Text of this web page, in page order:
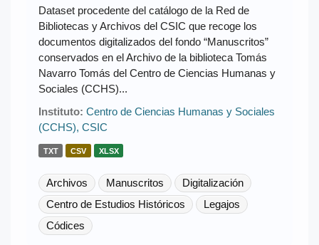
Dataset procedente del catálogo de la Red de
Bibliotecas y Archivos del CSIC que recoge los
documentos digitalizados del fondo “Manuscritos”
conservados en el Archivo de la biblioteca Tomás
Navarro Tomás del Centro de Ciencias Humanas y
Sociales (CCHS)...
Instituto: Centro de Ciencias Humanas y Sociales
(CCHS), CSIC
TXT CSV XLSX
Archivos Manuscritos
Digitalización
Centro de Estudios Históricos
Legajos
Códices